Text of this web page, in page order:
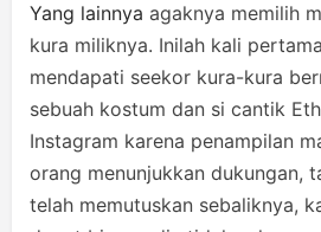
Yang lainnya agaknya memilih
kura miliknya. Inilah kali
mendapati seekor kura-kura
sebuah kostum dan si cantik
Instagram karena penampilan
orang menunjukkan dukungan,
telah memutuskan sebaliknya,